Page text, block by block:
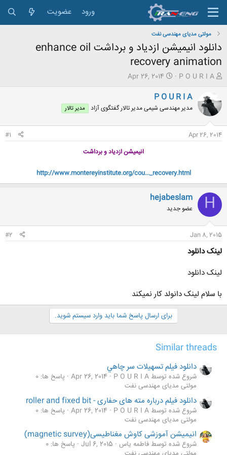
ورود عضویت
مولتی مدیای مهندسی نفت
دانلود انیمیشن ازدیاد و برداشت enhance oil
recovery animation
ش
و
ع
ک
و
ع
P O U R I A
ت
ر
خ
Apr 26, 2014
P O U R I A
مدیر مهندسی شیمی مدیر تالار گفتگوی آزاد مدیر تالار
Apr 26, 2014
#1
انیمیشن ازدیاد و برداشت
http://www.montereyinstitute.org/cou..._recovery.html
H
hejabeslam
عضو جدید
Jan 8, 2015
#2
لینک دانلود
لینک دانلود
با سلام لینک دانولد کار نمیکند
برای ارسال پاسخ شما باید وارد سیستم شوید.
Similar threads
دانلود فیلم تسهيلات سر چاهي
شروع شده توسط P O U R I A Apr 26, 2014 پاسخ ها: 0
مولتی مدیای مهندسی نفت
دانلود فیلم درباره مته های حفاری - roller and fixed bit
شروع شده توسط P O U R I A Apr 26, 2014 پاسخ ها: 0
مولتی مدیای مهندسی نفت
انیمیشن آموزشی کاوش مغناطیسی(magnetic survey)
شروع شده توسط فاطمه یاس Jul 6, 2015 پاسخ ها: 0